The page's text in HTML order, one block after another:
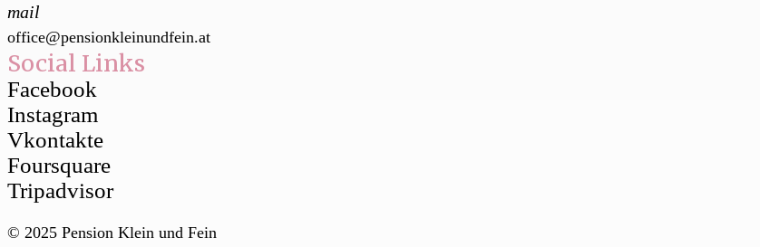
mail
office@pensionkleinundfein.at
Social Links
Facebook
Instagram
Vkontakte
Foursquare
Tripadvisor
© 2025 Pension Klein und Fein